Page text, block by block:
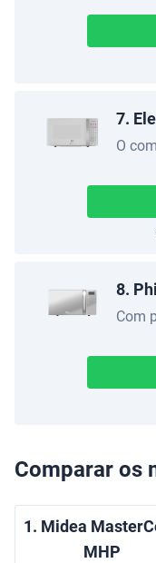
7.
O
8.
Com
Comparar os
1. Midea
MHP